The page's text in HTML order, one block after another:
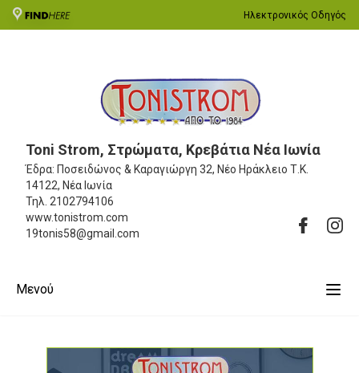
Ηλεκτρονικός Οδηγός
Toni Strom, Στρώματα, Κρεβάτια Νέα Ιωνία
Έδρα: Ποσειδώνος & Καραγιώργη 32, Νέο Ηράκλειο Τ.Κ.
14122, Νέα Ιωνία
Τηλ. 2102794106
www.tonistrom.com
19tonis58@gmail.com
Μενού